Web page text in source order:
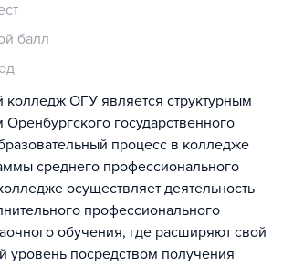
балл
колледж ОГУ является структурным
государственного
процесс в колледже
среднего профессионального
осуществляет деятельность
профессионального
обучения, где расширяют свой
уровень посредством получения